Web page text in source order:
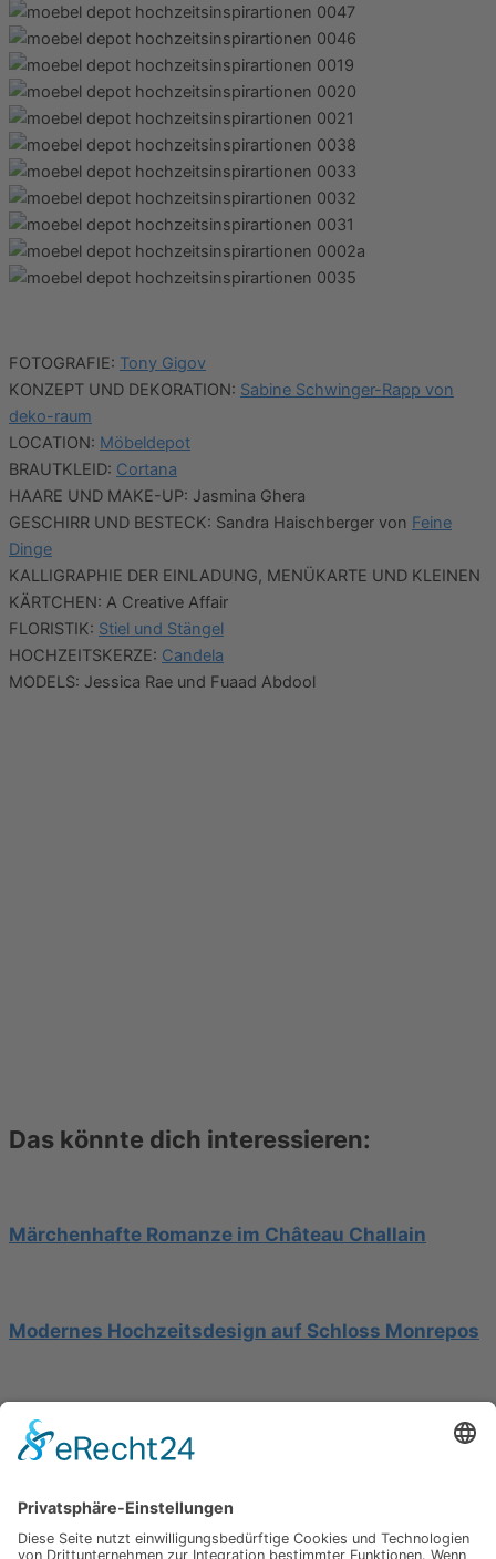
FOTOGRAFIE: Tony Gigov
KONZEPT UND DEKORATION: Sabine Schwinger-Rapp von
deko-raum
LOCATION: Möbeldepot
BRAUTKLEID: Cortana
HAARE UND MAKE-UP: Jasmina Ghera
GESCHIRR UND BESTECK: Sandra Haischberger von Feine
Dinge
KALLIGRAPHIE DER EINLADUNG, MENÜKARTE UND KLEINEN
KÄRTCHEN: A Creative Affair
FLORISTIK: Stiel und Stängel
HOCHZEITSKERZE: Candela
MODELS: Jessica Rae und Fuaad Abdool
Das könnte dich interessieren:
Märchenhafte Romanze im Château Challain
Modernes Hochzeitsdesign auf Schloss Monrepos
Hochzeit am Gardasee auf einer Segelyacht
Impressum